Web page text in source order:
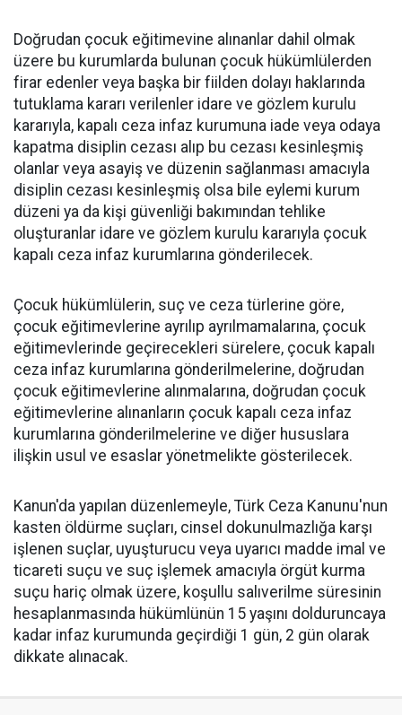
Doğrudan çocuk eğitimevine alınanlar dahil olmak
üzere bu kurumlarda bulunan çocuk hükümlülerden
firar edenler veya başka bir fiilden dolayı haklarında
tutuklama kararı verilenler idare ve gözlem kurulu
kararıyla, kapalı ceza infaz kurumuna iade veya odaya
kapatma disiplin cezası alıp bu cezası kesinleşmiş
olanlar veya asayiş ve düzenin sağlanması amacıyla
disiplin cezası kesinleşmiş olsa bile eylemi kurum
düzeni ya da kişi güvenliği bakımından tehlike
oluşturanlar idare ve gözlem kurulu kararıyla çocuk
kapalı ceza infaz kurumlarına gönderilecek.
Çocuk hükümlülerin, suç ve ceza türlerine göre,
çocuk eğitimevlerine ayrılıp ayrılmamalarına, çocuk
eğitimevlerinde geçirecekleri sürelere, çocuk kapalı
ceza infaz kurumlarına gönderilmelerine, doğrudan
çocuk eğitimevlerine alınmalarına, doğrudan çocuk
eğitimevlerine alınanların çocuk kapalı ceza infaz
kurumlarına gönderilmelerine ve diğer hususlara
ilişkin usul ve esaslar yönetmelikte gösterilecek.
Kanun'da yapılan düzenlemeyle, Türk Ceza Kanunu'nun
kasten öldürme suçları, cinsel dokunulmazlığa karşı
işlenen suçlar, uyuşturucu veya uyarıcı madde imal ve
ticareti suçu ve suç işlemek amacıyla örgüt kurma
suçu hariç olmak üzere, koşullu salıverilme süresinin
hesaplanmasında hükümlünün 15 yaşını dolduruncaya
kadar infaz kurumunda geçirdiği 1 gün, 2 gün olarak
dikkate alınacak.